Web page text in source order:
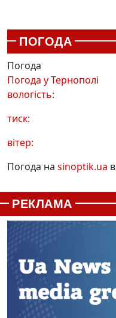
ПОГОДА
Погода
Погода уТернополі
вологість:
тиск:
вітер:
Погода на sinoptik.ua
РЕКЛАМА